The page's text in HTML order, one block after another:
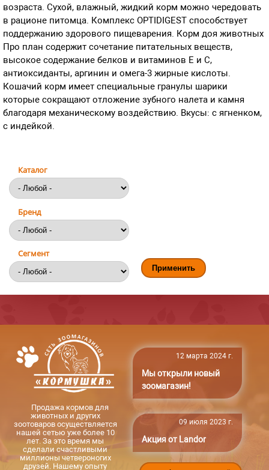
возраста. Сухой, влажный, жидкий корм можно чередовать
в рационе питомца. Комплекс OPTIDIGEST способствует
поддержанию здорового пищеварения. Корм доя животных
Про план содержит сочетание питательных веществ,
высокое содержание белков и витаминов Е и С,
антиоксиданты, аргинин и омега-3 жирные кислоты.
Кошачий корм имеет специальные гранулы шарики
которые сокращают отложение зубного налета и камня
благодаря механическому воздействию. Вкусы: с ягненком,
с индейкой.
Каталог
Бренд
Сегмент
Продажа кормов для
животных и других
зоотоваров осуществляется
нашей сетью уже более 10
лет. За это время мы
сделали счастливыми
миллионы четвероногих
друзей. Нашему опыту
12 марта 2024 г.
Мы открыли новый
зоомагазин!
09 июля 2023 г.
Акция от Landor